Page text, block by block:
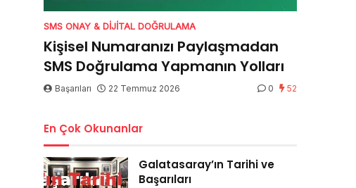
SMS ONAY & DIJITAL DOĞRULAMA
Kişisel Numaranızı Paylaşmadan
SMS Doğrulama Yapmanın Yolları
Başarıları 22 Temmuz 2026 0 52
En Çok Okunanlar
Galatasaray’ın Tarihi ve
Başarıları